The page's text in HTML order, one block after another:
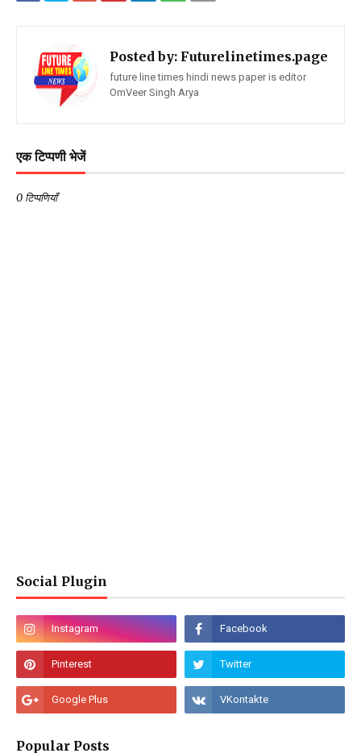
Posted by: Futurelinetimes.page
future line times hindi news paper is editor
OmVeer Singh Arya
एक टिप्पणी भेजें
0 टिप्पणियाँ
Social Plugin
Popular Posts